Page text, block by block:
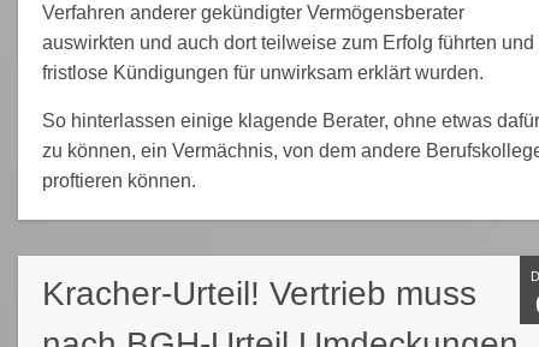
Verfahren anderer gekündigter Vermögensberater
auswirkten und auch dort teilweise zum Erfolg führten und
fristlose Kündigungen für unwirksam erklärt wurden.
So hinterlassen einige klagende Berater, ohne etwas dafür
zu können, ein Vermächnis, von dem andere
proftieren können.
Kracher-Urteil! Vertrieb muss